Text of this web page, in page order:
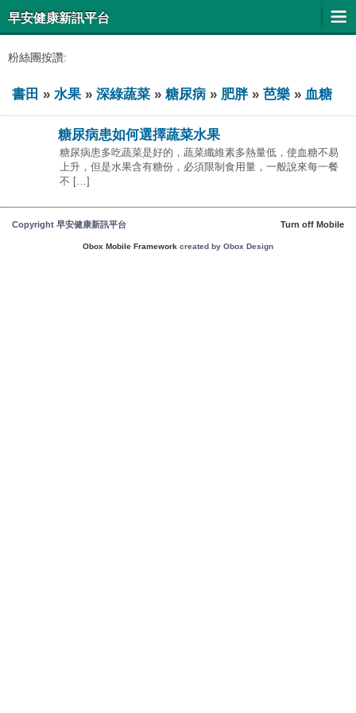
早安健康新訊平台
粉絲團按讚:
書田 » 水果» 深綠蔬菜 » 糖尿病 » 肥胖» 芭樂 » 血糖
糖尿病患如何選擇蔬菜水果
糖尿病患多吃蔬菜是好的，蔬菜纖維素多熱量低，使血糖不易
上升，但是水果含有糖份，必須限制食用量，一般說來每一餐
不 […]
Copyright 早安健康新訊平台 Turn off Mobile
Obox Mobile Framework created by Obox Design